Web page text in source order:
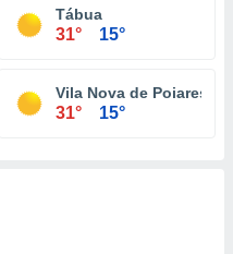
Tábua
31° 15°
Vila Nova de Poiares
31° 15°